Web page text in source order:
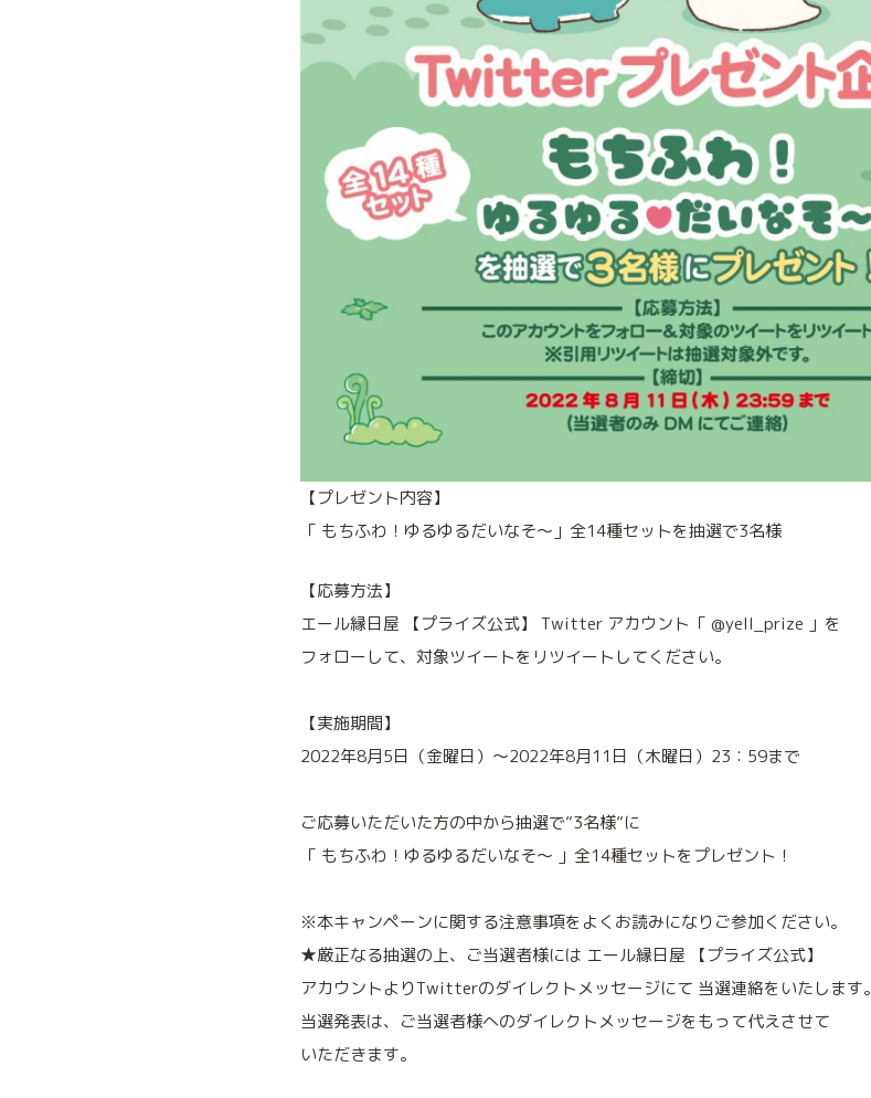
【プレゼント内容】
「 もちふわ！ゆるゆるだいなそ～」全14種セットを抽選で3名様
【応募方法】
エール縁日屋 【プライズ公式】 Twitter アカウント「 @yell_prize 」を
フォローして、対象ツイートをリツイートしてください。
【実施期間】
2022年8月5日（金曜日）～2022年8月11日（木曜日）23：59まで
ご応募いただいた方の中から抽選で”3名様”に
「 もちふわ！ゆるゆるだいなそ～ 」全14種セットをプレゼント！
※本キャンペーンに関する注意事項をよくお読みになりご参加ください。
★厳正なる抽選の上、ご当選者様には エール縁日屋 【プライズ公式】
アカウントよりTwitterのダイレクトメッセージにて 当選連絡をいたします。
当選発表は、ご当選者様へのダイレクトメッセージをもって代えさせて
いただきます。